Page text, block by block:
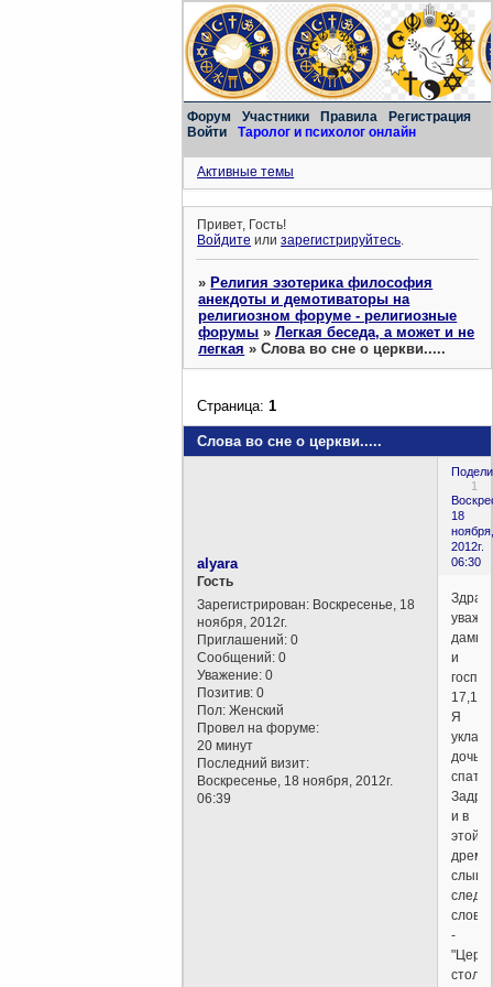
Форум Участники Правила
Регистрация
Войти
Таролог и психолог онлайн
Активные темы
Привет, Гость!
Войдите илизарегистрируйтесь.
»Религия эзотерика философия
анекдоты и демотиваторы на
религиозном форуме - религиозные
форумы »Легкая беседа, а может и не
легкая »Слова во сне о церкви.....
Слова во сне о церкви.....
Страница:1
1
18
ноября,
2012г.
06:30
alyara
Гость
Зарегистрирован: Воскресенье, 18
ноября, 2012г.
Приглашений: 0
Сообщений: 0
Уважение: 0
Позитив: 0
Пол: Женский
Провел на форуме:
20 минут
Последний визит:
Воскресенье, 18 ноября, 2012г.
06:39
дамы
и
Я
дочь
спать.
и в
этой
слова:
-
столы